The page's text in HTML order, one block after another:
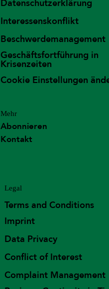
Datenschutzerklärung
Interessenskonflikt
Beschwerdemanagement
Geschäftsfortführung in
Krisenzeiten
Cookie Einstellungen
Mehr
Abonnieren
Kontakt
Legal
Terms and Conditions
Imprint
Data Privacy
Conflict of Interest
Complaint Management